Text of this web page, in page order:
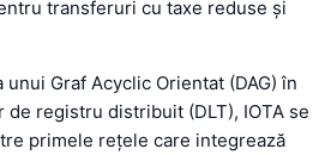
transferuri cu taxe reduse și
Graf Acyclic Orientat (DAG) în
registru distribuit (DLT), IOTA se
primele rețele care integrează